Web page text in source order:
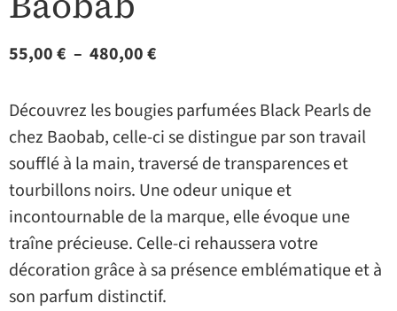
55,00€ – 480,00€
Découvrez les bougies parfumées Black Pearls de
chez Baobab, celle-ci se distingue par son travail
soufflé à la main, traversé de transparences et
tourbillons noirs. Une odeur unique et
incontournable de la marque, elle évoque une
traîne précieuse. Celle-ci rehaussera votre
décoration grâce à sa présence emblématique et à
son parfum distinctif.